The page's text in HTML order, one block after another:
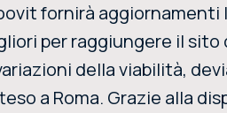
fornirà aggiornamenti
per raggiungere il
della viabilità,
a Roma. Grazie alla